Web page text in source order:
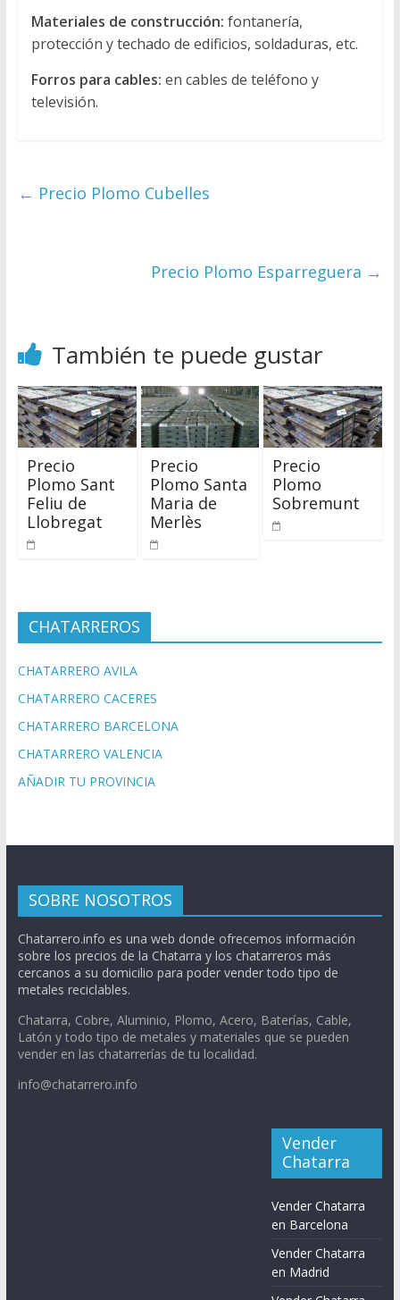
Materiales de construcción: fontanería,
protección y techado de edificios, soldaduras, etc.
Forros para cables: en cables de teléfono y
televisión.
← Precio Plomo Cubelles
Precio Plomo Esparreguera →
También te puede gustar
Precio
Plomo Sant
Feliu de
Llobregat
Precio
Plomo Santa
Maria de
Merlès
Precio
Plomo
Sobremunt
CHATARREROS
CHATARRERO AVILA
CHATARRERO CACERES
CHATARRERO BARCELONA
CHATARRERO VALENCIA
AÑADIR TU PROVINCIA
SOBRE NOSOTROS
Chatarrero.info es una web donde ofrecemos información
sobre los precios de la Chatarra y los chatarreros más
cercanos a su domicilio para poder vender todo tipo de
metales reciclables.
Chatarra, Cobre, Aluminio, Plomo, Acero, Baterías, Cable,
Latón y todo tipo de metales y materiales que se pueden
vender en las chatarrerías de tu localidad.
info@chatarrero.info
Vender
Chatarra
Vender Chatarra
en Barcelona
Vender Chatarra
en Madrid